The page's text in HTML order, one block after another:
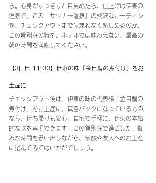
ら。心身がすっきりと目覚めたら、仕上げは伊東の
温泉で。この「サウナ→温泉」の贅沢なルーティン
を、チェックアウトまで気兼ねなく楽しめるのが、
この貸別荘の特権。ホテルでは味わえない、最高の
朝の時間を満喫してください。
【3日目 11:00】伊東の味「金目鯛の煮付け」をお
土産に
チェックアウト後は、伊東の味の代表格「金目鯛の
煮付け」をお土産に。真空パックになっているもの
なら、持ち帰りも安心。自宅で手軽に、伊東の本格
的な味を再現できます。この貸別荘で過ごした、贅
沢な時間を思い出しながら、家族や友人へのお土産
に選んでみてはいかがでしょう。